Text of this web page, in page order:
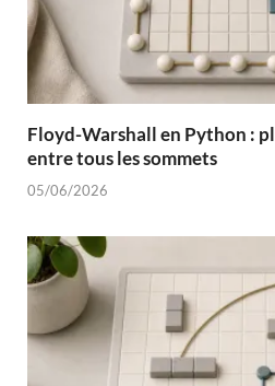
Floyd-Warshall en Python :
entre tous les sommets
05/06/2026